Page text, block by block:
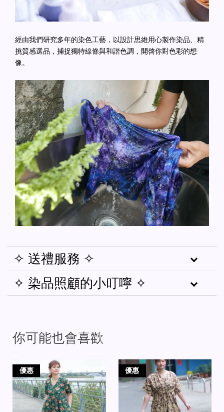
經由我們研究多年的染色工藝，以設計思維用心製作染品、精
挑質感選品，捕捉獨特線條與和諧色調，開啓你對色彩的想
像。
✧ 送禮服務 ✧
✧ 染品照顧的小叮嚀 ✧
你可能也會喜歡
優惠 優惠